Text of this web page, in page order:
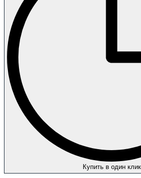
Купить в один клик